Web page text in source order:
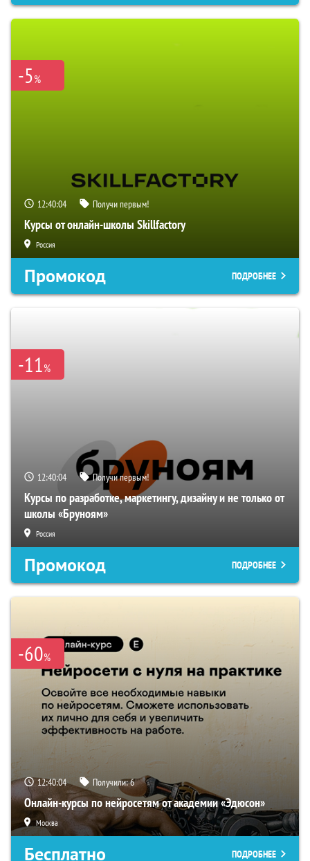
-5%
12:40:04 Получи первым!
Курсы от онлайн-школы Skillfactory
Россия
Промокод ПОДРОБНЕЕ
-11%
12:40:04 Получи первым!
Курсы по разработке, маркетингу, дизайну и не только от
школы «Бруноям»
Россия
Промокод ПОДРОБНЕЕ
-60%
12:40:04 Получили:6
Онлайн-курсы по нейросетям от академии «Эдюсон»
Москва
Бесплатно ПОДРОБНЕЕ